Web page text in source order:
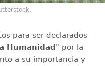
para ser declarados
Humanidad" por la
a su importancia y